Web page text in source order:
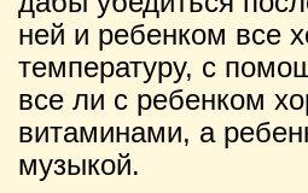
ней и ребенком все
температуру, с
все ли с ребенком
витаминами, а
музыкой.